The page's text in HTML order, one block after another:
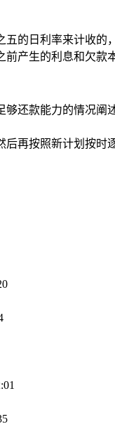
的日利率来计收
产生的利息和欠款
还款能力的情况
再按照新计划按时